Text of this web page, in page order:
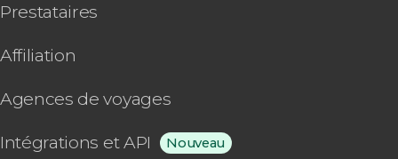
Prestataires
Affiliation
Agences de voyages
Intégrations et API Nouveau